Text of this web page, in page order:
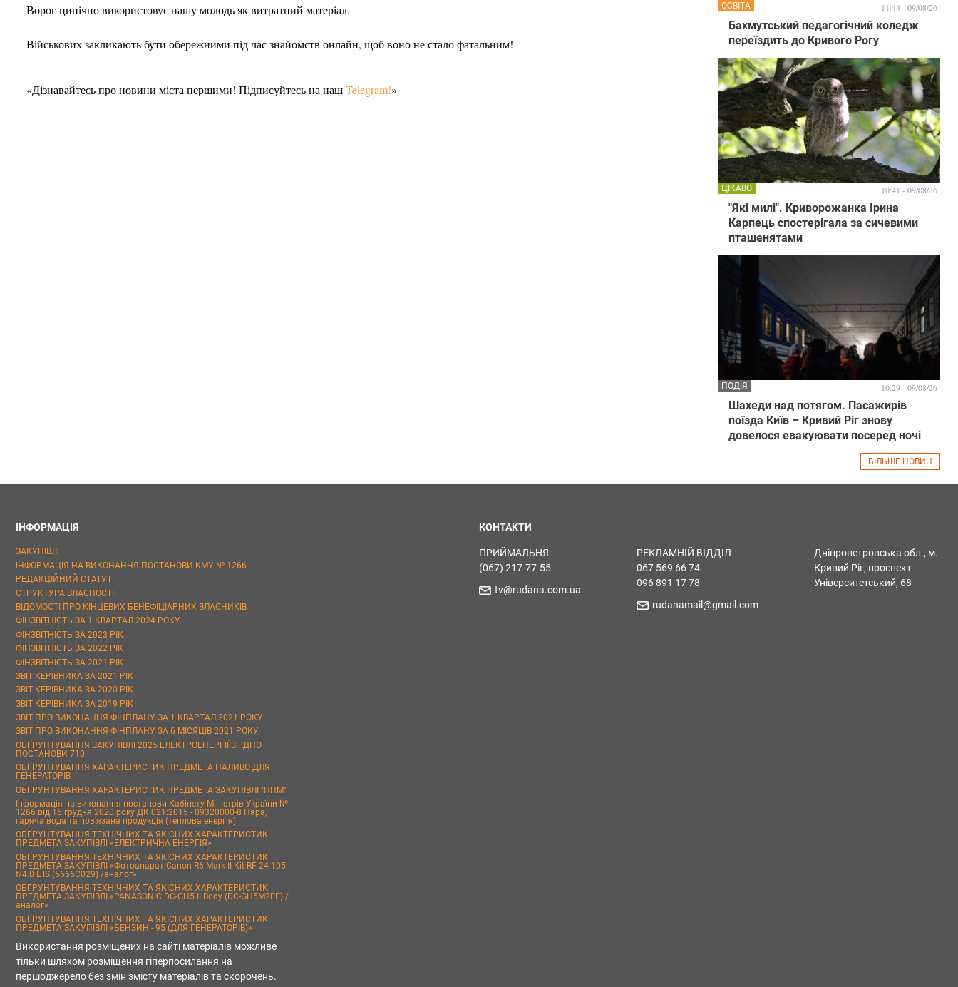
Ворог цинічно використовує нашу молодь як витратний матеріал.
Військових закликають бути обережними під час знайомств онлайн, щоб воно не стало фатальним!
«Дізнавайтесь про новини міста першими! Підписуйтесь на нашTelegram!»
Бахмутський педагогічний коледж
переїздить до Кривого Рогу
ОСВІТА 11:44 - 09/08/26
"Які милі". Криворожанка Ірина
Карпець спостерігала за сичевими
пташенятами
ЦІКАВО 10:41 - 09/08/26
Шахеди над потягом. Пасажирів
поїзда Київ – Кривий Ріг знову
довелося евакуювати посеред ночі
ПОДІЯ 10:29 - 09/08/26
БІЛЬШЕ НОВИН
ІНФОРМАЦІЯ
ЗАКУПІВЛІ
ІНФОРМАЦІЯ НА ВИКОНАННЯ ПОСТАНОВИ КМУ № 1266
РЕДАКЦІЙНИЙ СТАТУТ
СТРУКТУРА ВЛАСНОСТІ
ВІДОМОСТІ ПРО КІНЦЕВИХ БЕНЕФІЦІАРНИХ ВЛАСНИКІВ
ФІНЗВІТНІСТЬ ЗА 1 КВАРТАЛ 2024 РОКУ
ФІНЗВІТНІСТЬ ЗА 2023 РІК
ФІНЗВІТНІСТЬ ЗА 2022 РІК
ФІНЗВІТНІСТЬ ЗА 2021 РІК
ЗВІТ КЕРІВНИКА ЗА 2021 РІК
ЗВІТ КЕРІВНИКА ЗА 2020 РІК
ЗВІТ КЕРІВНИКА ЗА 2019 РІК
ЗВІТ ПРО ВИКОНАННЯ ФІНПЛАНУ ЗА 1 КВАРТАЛ 2021 РОКУ
ЗВІТ ПРО ВИКОНАННЯ ФІНПЛАНУ ЗА 6 МІСЯЦІВ 2021 РОКУ
ОБҐРУНТУВАННЯ ЗАКУПІВЛІ 2025 ЕЛЕКТРОЕНЕРГІЇ ЗГІДНО
ПОСТАНОВИ 710
ОБҐРУНТУВАННЯ ХАРАКТЕРИСТИК ПРЕДМЕТА ПАЛИВО ДЛЯ
ГЕНЕРАТОРІВ
ОБҐРУНТУВАННЯ ХАРАКТЕРИСТИК ПРЕДМЕТА ЗАКУПІВЛІ "ППМ"
Інформація на виконання постанови Кабінету Міністрів України №
1266 від 16 грудня 2020 року ДК 021:2015 - 09320000-8 Пара,
гаряча вода та пов’язана продукція (теплова енергія)
ОБҐРУНТУВАННЯ ТЕХНІЧНИХ ТА ЯКІСНИХ ХАРАКТЕРИСТИК
ПРЕДМЕТА ЗАКУПІВЛІ «ЕЛЕКТРИЧНА ЕНЕРГІЯ»
ОБҐРУНТУВАННЯ ТЕХНІЧНИХ ТА ЯКІСНИХ ХАРАКТЕРИСТИК
ПРЕДМЕТА ЗАКУПІВЛІ «Фотоапарат Canon R6 Mark II Kit RF 24-105
f/4.0 L IS (5666C029) /аналог»
ОБҐРУНТУВАННЯ ТЕХНІЧНИХ ТА ЯКІСНИХ ХАРАКТЕРИСТИК
ПРЕДМЕТА ЗАКУПІВЛІ «PANASONIC DC-GH5 II Body (DC-GH5M2EE) /
аналог»
ОБҐРУНТУВАННЯ ТЕХНІЧНИХ ТА ЯКІСНИХ ХАРАКТЕРИСТИК
ПРЕДМЕТА ЗАКУПІВЛІ «БЕНЗИН - 95 (ДЛЯ ГЕНЕРАТОРІВ)»
Використання розміщених на сайті матеріалів можливе
тільки шляхом розміщення гіперпосилання на
першоджерело без змін змісту матеріалів та скорочень.
КОНТАКТИ
ПРИЙМАЛЬНЯ
(067) 217-77-55
tv@rudana.com.ua
РЕКЛАМНІЙ ВІДДІЛ
067 569 66 74
096 891 17 78
rudanamail@gmail.com
Дніпропетровська обл., м.
Кривий Ріг, проспект
Університетський, 68